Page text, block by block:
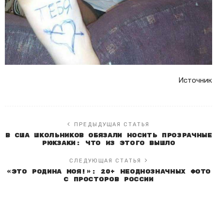
Источник
ПРЕДЫДУЩАЯ СТАТЬЯ
В США школьников обязали носить прозрачные
рюкзаки: что из этого вышло
СЛЕДУЮЩАЯ СТАТЬЯ
«Это родина моя!»: 20+ неоднозначных фото
с просторов России